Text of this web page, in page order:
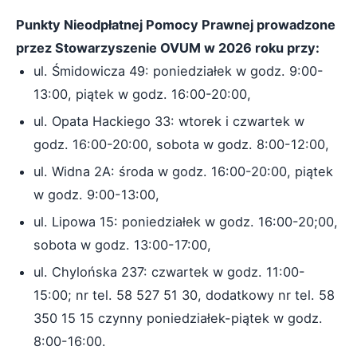
Punkty Nieodpłatnej Pomocy Prawnej prowadzone
przez Stowarzyszenie OVUM w 2026 roku przy:
ul. Śmidowicza 49: poniedziałek w godz. 9:00-
13:00, piątek w godz. 16:00-20:00,
ul. Opata Hackiego 33: wtorek i czwartek w
godz. 16:00-20:00, sobota w godz. 8:00-12:00,
ul. Widna 2A: środa w godz. 16:00-20:00, piątek
w godz. 9:00-13:00,
ul. Lipowa 15: poniedziałek w godz. 16:00-20;00,
sobota w godz. 13:00-17:00,
ul. Chylońska 237: czwartek w godz. 11:00-
15:00; nr tel. 58 527 51 30, dodatkowy nr tel. 58
350 15 15 czynny poniedziałek-piątek w godz.
8:00-16:00.